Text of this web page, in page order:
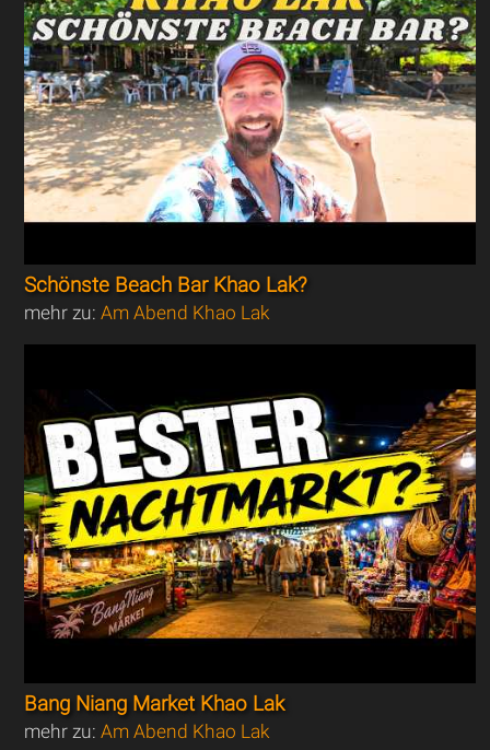
Schönste Beach Bar Khao Lak?
mehr zu:Am Abend Khao Lak
Bang Niang Market Khao Lak
mehr zu:Am Abend Khao Lak